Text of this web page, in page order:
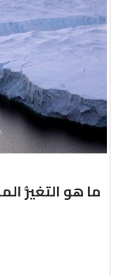
ما هو التغيُّر